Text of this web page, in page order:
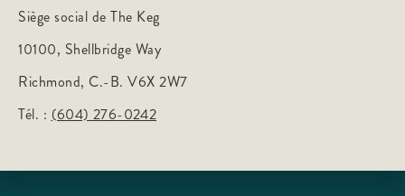
Siège social de The Keg
10100, Shellbridge Way
Richmond, C.-B. V6X 2W7
Tél. : (604) 276-0242